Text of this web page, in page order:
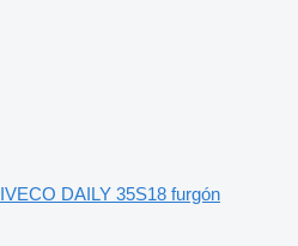
IVECO DAILY 35S18 furgón